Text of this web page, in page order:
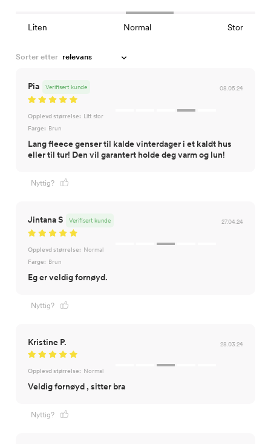
Liten Normal Stor
Sorter etter
Pia 08.05.24
Verifisert kunde
Opplevd størrelse: Litt stor
Farge: Brun
Lang fleece genser til kalde vinterdager i et kaldt hus
eller til tur! Den vil garantert holde deg varm og lun!
Nyttig?
Jintana S 27.04.24
Verifisert kunde
Opplevd størrelse: Normal
Farge: Brun
Eg er veldig fornøyd.
Nyttig?
Kristine P. 28.03.24
Opplevd størrelse: Normal
Veldig fornøyd , sitter bra
Nyttig?